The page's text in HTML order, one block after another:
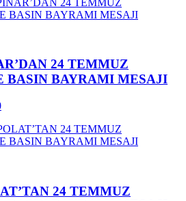
24 TEMMUZ
BASIN BAYRAMI MESAJI
24 TEMMUZ